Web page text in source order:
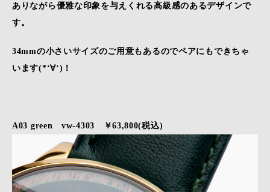
ありながら優雅な印象を与えくれる高級感のあるデザインで
す。
34mmの小さいサイズのご用意もあるのでペアにもできちゃ
います(*‘∀‘)！
A03 green vw-4303 ￥63,800(税込)